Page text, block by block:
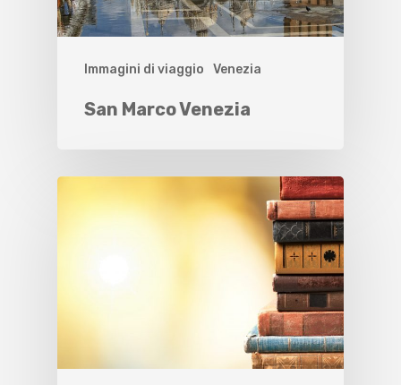
Immagini di viaggio Venezia
San Marco Venezia